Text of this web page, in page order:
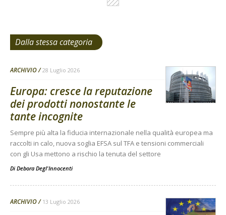
Dalla stessa categoria
ARCHIVIO 28 Luglio 2026
Europa: cresce la reputazione
dei prodotti nonostante le
tante incognite
Sempre più alta la fiducia internazionale nella qualità europea ma
raccolti in calo, nuova soglia EFSA sul TFA e tensioni commerciali
con gli Usa mettono a rischio la tenuta del settore
Di Debora Degl'Innocenti
ARCHIVIO 13 Luglio 2026